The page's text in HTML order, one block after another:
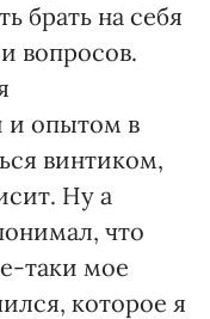
брать на себя
вопросов.
и опытом в
винтиком,
Ну а
что
таки мое
которое я